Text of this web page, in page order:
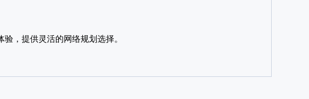
，提供灵活的网络规划选择。